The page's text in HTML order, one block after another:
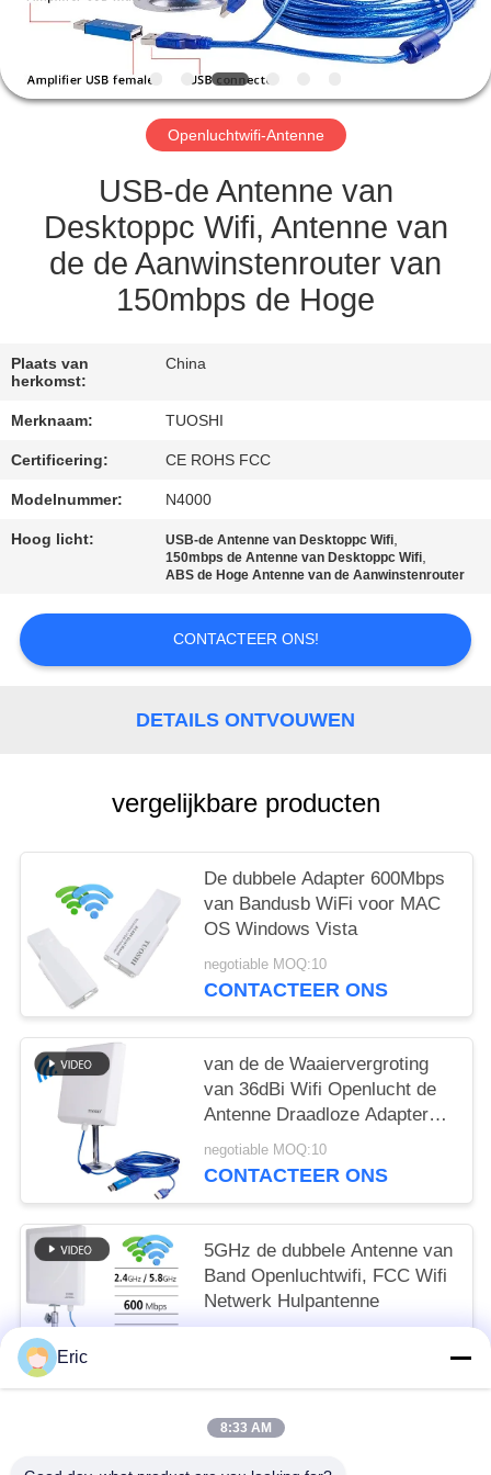
NIEUWS
GEVALLEN
VERZOEK
OM EEN
CITAAT
VR
SITEMAP
PRIVACY
Openluchtwifi-Antenne
USB-de Antenne van
Desktoppc Wifi, Antenne van
de de Aanwinstenrouter van
150mbps de Hoge
Plaats van
herkomst:
China
Merknaam: TUOSHI
Certificering: CE ROHS FCC
Modelnummer: N4000
Hoog licht: USB-de Antenne van Desktoppc Wifi,
150mbps de Antenne van Desktoppc Wifi,
ABS de Hoge Antenne van de Aanwinstenrouter
CONTACTEER ONS!
DETAILS ONTVOUWEN
vergelijkbare producten
De dubbele Adapter 600Mbps
van Bandusb WiFi voor MAC
OS Windows Vista
negotiable MOQ:10
CONTACTEER ONS
van de de Waaiervergroting
van 36dBi Wifi Openlucht de
Antenne Draadloze Adapter
voor rv
negotiable MOQ:10
CONTACTEER ONS
5GHz de dubbele Antenne van
Band Openluchtwifi, FCC Wifi
Netwerk Hulpantenne
Eric
8:33 AM